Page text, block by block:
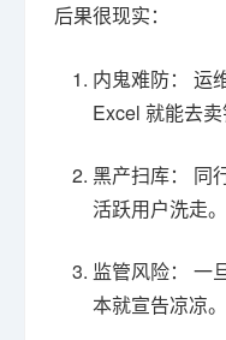
后果很现实：
内鬼难防： 运
Excel 就能去卖
黑产扫库： 同
活跃用户洗走。
监管风险： 一
本就宣告凉凉。